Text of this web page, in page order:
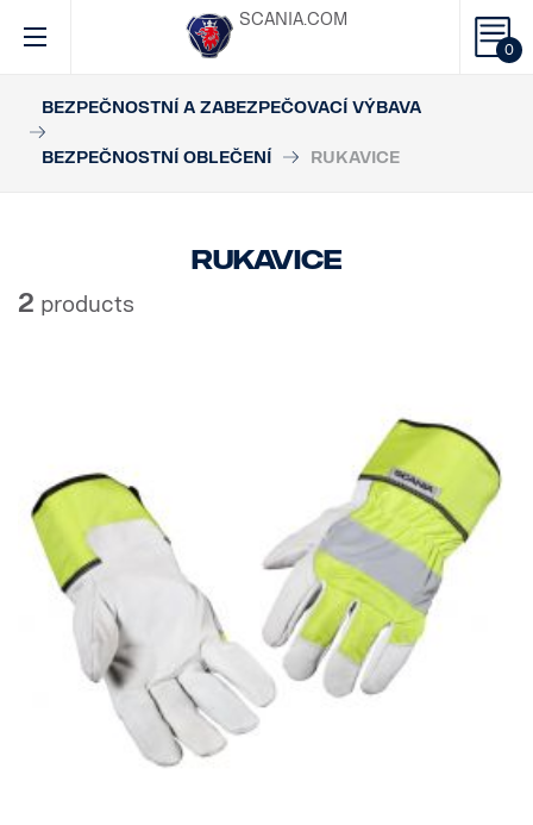
0
SCANIA.COM
BEZPEČNOSTNÍ A ZABEZPEČOVACÍ VÝBAVA
BEZPEČNOSTNÍ OBLEČENÍ RUKAVICE
Rukavice
2 products